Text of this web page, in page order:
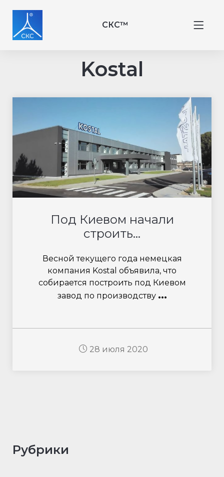
СКС™
Kostal
Под Киевом начали
строить...
Весной текущего года немецкая
компания Kostal объявила, что
собирается построить под Киевом
завод по производству ...
28 июля 2020
Рубрики